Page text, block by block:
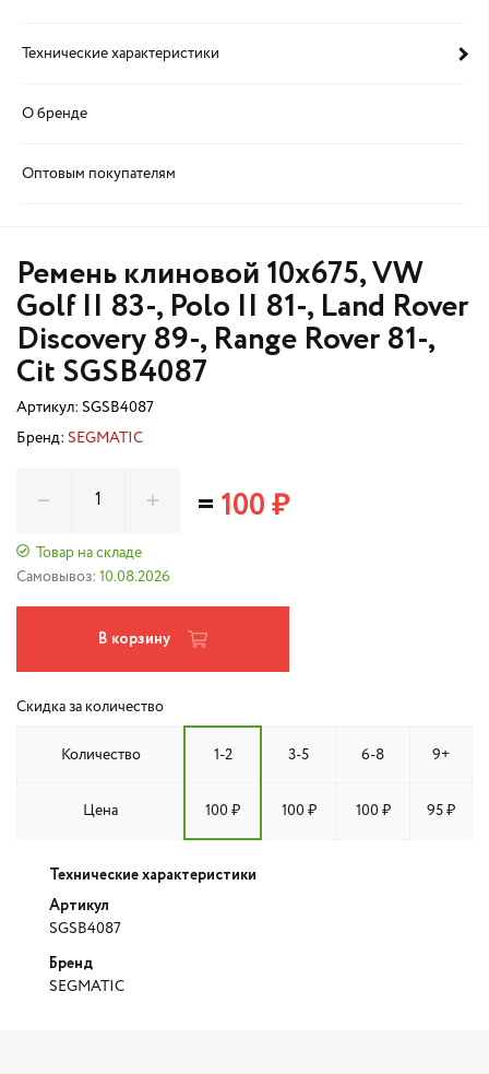
Технические характеристики
О бренде
Оптовым покупателям
Ремень клиновой 10x675, VW
Golf II 83-, Polo II 81-, Land Rover
Discovery 89-, Range Rover 81-,
Cit SGSB4087
Артикул: SGSB4087
Бренд: SEGMATIC
Товар на складе
Самовывоз: 10.08.2026
=100 ₽
В корзину
Скидка за количество
Количество 1-2 3-5 6-8 9+
Цена 100 ₽ 100 ₽ 100 ₽ 95 ₽
Технические характеристики
Артикул
SGSB4087
Бренд
SEGMATIC